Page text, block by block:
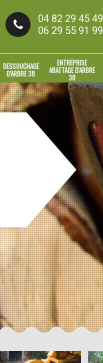
04 82 29 45 49
06 29 55 91 99
DESSOUCHAGE
D'ARBRE 38
ENTREPRISE
ABATTAGE D'ARBRE
38